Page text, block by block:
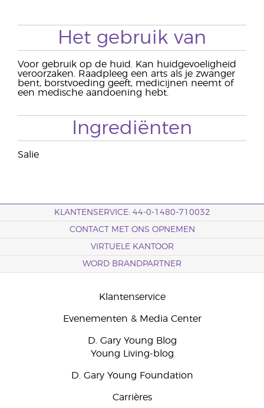
Het gebruik van
Voor gebruik op de huid. Kan huidgevoeligheid
veroorzaken. Raadpleeg een arts als je zwanger
bent, borstvoeding geeft, medicijnen neemt of
een medische aandoening hebt.
Ingrediënten
Salie
KLANTENSERVICE: 44-0-1480-710032
CONTACT MET ONS OPNEMEN
VIRTUELE KANTOOR
WORD BRANDPARTNER
Klantenservice
Evenementen & Media Center
D. Gary Young Blog
Young Living-blog
D. Gary Young Foundation
Carrières